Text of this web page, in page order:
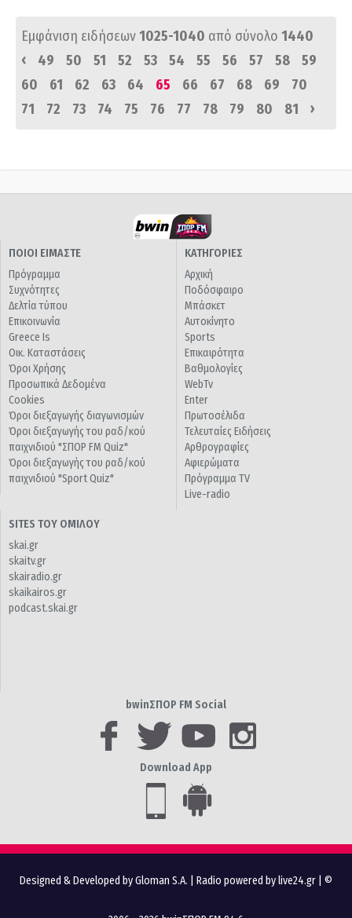
Εμφάνιση ειδήσεων1025-1040 από σύνολο 1440
‹
49 50 51 52 53 54 55 56 57 58
59
60
61 62 63 64 65 66 67 68 69
70
71
72 73 74 75 76 77 78 79 80 81 ›
ΠΟΙΟΙ ΕΙΜΑΣΤΕ
Πρόγραμμα
Συχνότητες
Δελτία τύπου
Επικοινωνία
Greece Is
Οικ. Καταστάσεις
Όροι Χρήσης
Προσωπικά Δεδομένα
Cookies
Όροι διεξαγωγής διαγωνισμών
Όροι διεξαγωγής του ραδ/κού
παιχνιδιού "ΣΠΟΡ FM Quiz"
Όροι διεξαγωγής του ραδ/κού
παιχνιδιού "Sport Quiz"
ΚΑΤΗΓΟΡΙΕΣ
Αρχική
Ποδόσφαιρο
Μπάσκετ
Αυτοκίνητο
Sports
Επικαιρότητα
Βαθμολογίες
WebTv
Enter
Πρωτοσέλιδα
Τελευταίες Ειδήσεις
Αρθρογραφίες
Αφιερώματα
Πρόγραμμα TV
Live-radio
SITES ΤΟΥ ΟΜΙΛΟΥ
skai.gr
skaitv.gr
skairadio.gr
skaikairos.gr
podcast.skai.gr
bwinΣΠΟΡ FM Social
Download App
Designed & Developed by Gloman S.A. Radio powered by live24.gr | ©